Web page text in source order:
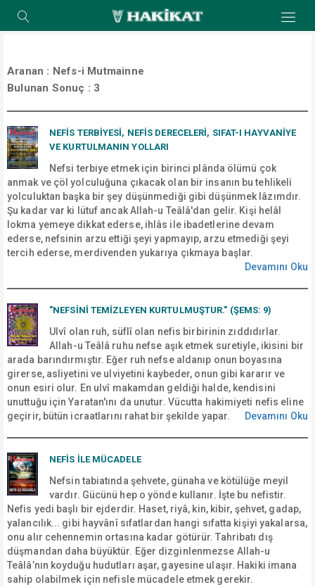
Aranan : Nefs-i Mutmainne
Bulunan Sonuç : 3
NEFİS TERBİYESİ, NEFİS DERECELERİ, SIFAT-I HAYVANİYE
VE KURTULMANIN YOLLARI
Nefsi terbiye etmek için birinci plânda ölümü çok
anmak ve çöl yolculuğuna çıkacak olan bir insanın bu tehlikeli
yolculuktan başka bir şey düşünmediği gibi düşünmek lâzımdır.
Şu kadar var ki lütuf ancak Allah-u Teâlâ'dan gelir. Kişi helâl
lokma yemeye dikkat ederse, ihlâs ile ibadetlerine devam
ederse, nefsinin arzu ettiği şeyi yapmayıp, arzu etmediği şeyi
tercih ederse, merdivenden yukarıya çıkmaya başlar.
Devamını Oku
"NEFSINI TEMIZLEYEN KURTULMUŞTUR." (ŞEMS: 9)
Ulvî olan ruh, süflî olan nefis birbirinin zıddıdırlar.
Allah-u Teâlâ ruhu nefse aşık etmek suretiyle, ikisini bir
arada barındırmıştır. Eğer ruh nefse aldanıp onun boyasına
girerse, asliyetini ve ulviyetini kaybeder, onun gibi kararır ve
onun esiri olur. En ulvî makamdan geldiği halde, kendisini
unuttuğu için Yaratan'ını da unutur. Vücutta hakimiyeti nefis eline
geçirir, bütün icraatlarını rahat bir şekilde yapar.
Devamını Oku
NEFİS İLE MÜCADELE
Nefsin tabiatında şehvete, günaha ve kötülüğe meyil
vardır. Gücünü hep o yönde kullanır. İşte bu nefistir.
Nefis yedi başlı bir ejderdir. Haset, riyâ, kin, kibir, şehvet, gadap,
yalancılık... gibi hayvânî sıfatlardan hangi sıfatta kişiyi yakalarsa,
onu alır cehennemin ortasına kadar götürür. Tahribatı dış
düşmandan daha büyüktür. Eğer dizginlenmezse Allah-u
Teâlâ’nın koyduğu hudutları aşar, gayesine ulaşır. Hakiki imana
sahip olabilmek için nefisle mücadele etmek gerekir.